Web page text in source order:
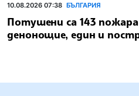
10.08.2026 07:38 БЪЛГАРИЯ
Потушени са 143
денонощие, един и